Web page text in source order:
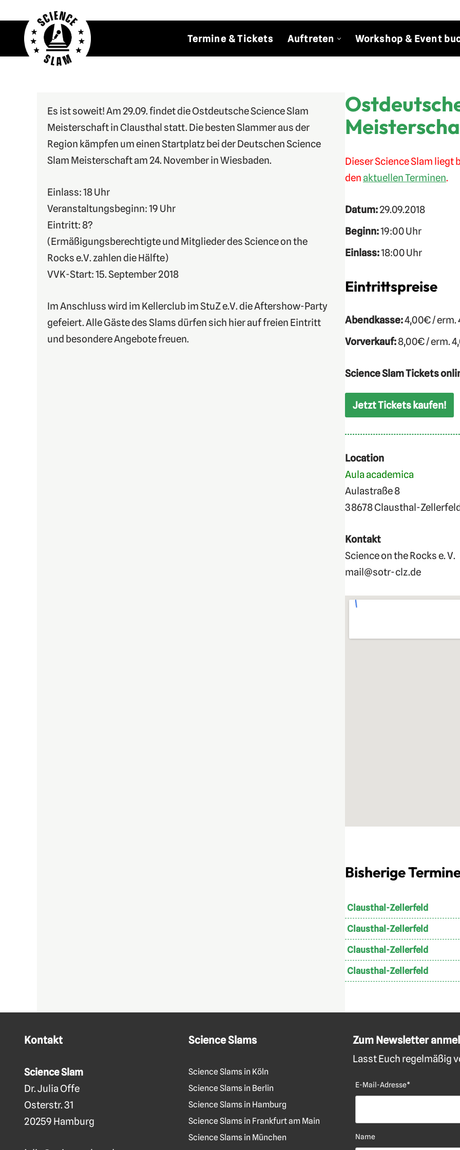
Zum
Inhalt
springen
Termine & Tickets Auftreten Workshop & Event
Es ist soweit! Am 29.09. findet die Ostdeutsche Science Slam
Meisterschaft in Clausthal statt. Die besten Slammer aus der
Region kämpfen um einen Startplatz bei der Deutschen Science
Slam Meisterschaft am 24. November in Wiesbaden.
Einlass: 18 Uhr
Veranstaltungsbeginn: 19 Uhr
Eintritt: 8?
(Ermäßigungsberechtigte und Mitglieder des Science on the
Rocks e.V. zahlen die Hälfte)
VVK-Start: 15. September 2018
Im Anschluss wird im Kellerclub im StuZ e.V. die Aftershow-Party
gefeiert. Alle Gäste des Slams dürfen sich hier auf freien Eintritt
und besondere Angebote freuen.
Dieser Science Slam liegt
den aktuellen Terminen.
Datum:29.09.2018
Beginn:19:00 Uhr
Einlass:18:00 Uhr
Eintrittspreise
Abendkasse:4,00€ / erm.
Vorverkauf:8,00€ / erm.
Science Slam Tickets
Jetzt Tickets kaufen!
Location
Aula academica
Aulastraße 8
38678 Clausthal-
Kontakt
Science on the Rocks e. V.
mail@sotr-clz.de
Bisherige
Clausthal-Zellerfeld
Clausthal-Zellerfeld
Clausthal-Zellerfeld
Clausthal-Zellerfeld
Kontakt
Science Slam
Dr. Julia Offe
Osterstr. 31
20259 Hamburg
Science Slams
Science Slams in Köln
Science Slams in Berlin
Science Slams in Hamburg
Science Slams in Frankfurt am Main
Science Slams in München
Zum Newsletter
Lasst Euch regelmäßig
E-Mail-Adresse*
Name